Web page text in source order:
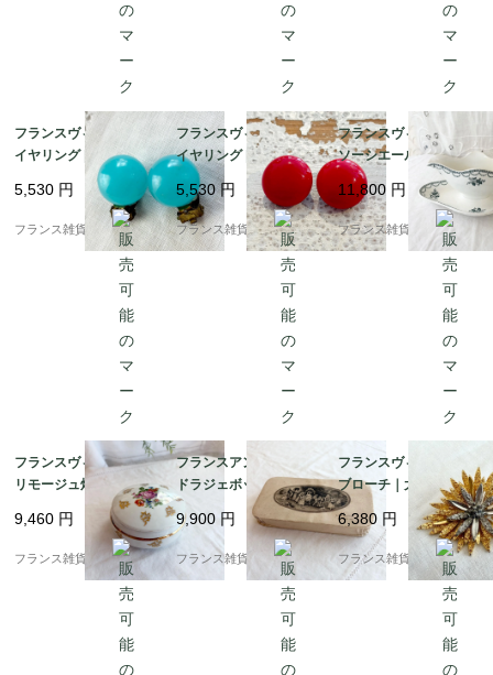
フランスヴィンテージ
イヤリング | 鮮やかな
ターコイズブルー カボ
ション ドーム | 1950-6
5,530 円
フランス雑貨chouchou
フランスヴィンテージ
イヤリング | コロンと
可愛い赤のカボション
ドーム | 1950年頃
5,530円
フランス雑貨chouchou
フランスヴィンテージ
ソーシエール | サンタ
マン（St.Amand）繊
細なガーランドと可憐
な花柄 |1950年～60年
頃
11,800 円
フランス雑貨chouchou
フランスヴィンテージ
リモージュ焼き ボンボ
ニエール | 金彩と繊細
な花束の小物入れ |190
0年代中頃
9,460 円
フランス雑貨chouchou
フランスアンティーク
ドラジェボックス | 幸
せを運ぶ小さな宝物箱
(ペーパーボックス) | 19
00年代初期
9,900 円
フランス雑貨chouchou
フランスヴィンテージ
ブローチ｜大輪ひまわ
り ゴールドの花びら 大
胆で優美 |1960-70年頃
6,380 円
フランス雑貨chouchou